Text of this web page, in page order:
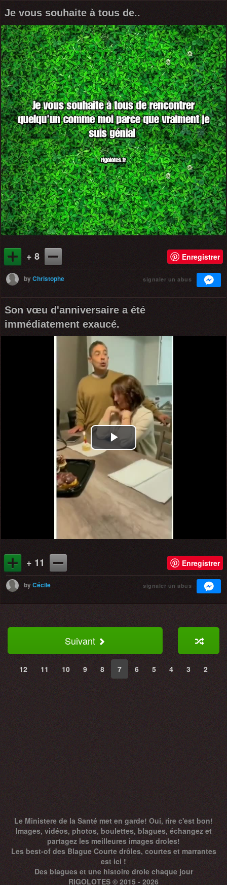
Je vous souhaite à tous de..
+ 8 Enregistrer
byChristophe signaler un abus
Son vœu d'anniversaire a été
immédiatement exaucé.
Play
Video
+ 11 Enregistrer
byCécile signaler un abus
Suivant
12 11 10 9 8 7 6 5 4 3 2
Le Ministere de la Santé met en garde! Oui, rire c'est bon!
Images, vidéos, photos, boulettes, blagues, échangez et
partagez les meilleures images droles!
Les best-of des Blague Courte drôles, courtes et marrantes
est ici !
Des blagueset une histoire drole chaque jour
RIGOLOTES © 2015 - 2026